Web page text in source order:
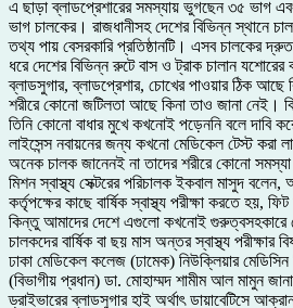
এ ছাড়া ব্লাডপ্রেশারের সমস্যায় ভুগছেন ৩৫ ভাগ
ভাগ চালকের। রাজধানীসহ দেশের বিভিন্ন স্থানে
তথ্য পায় বেসরকারি প্রতিষ্ঠানটি। এসব চালকের
ধরে দেশের বিভিন্ন রুটে বাস ও ট্রাক চালান যশোরের
ব্লাডসুগার, ব্লাডপ্রেশার, চোখের পাওয়ার ঠিক আছে
শরীরে কোনো জটিলতা আছে কিনা তাও জানা নেই।
তিনি কোনো বাধার মুখে কখনোই পড়েননি বলে দাবি
লাইসেন্স নবায়নের জন্য কখনো মেডিকেল টেস্ট করা
অনেক চালক জানেনই না তাদের শরীরে কোনো
মিশন স্বাস্থ্য সেক্টরের পরিচালক ইকবাল মাসুদ
কর্তৃপক্ষের কাছে বার্ষিক স্বাস্থ্য পরীক্ষা করতে হয়,
কিন্তু আমাদের দেশে এগুলো কখনোই গুরুত্বসহকারে
চালকদের বার্ষিক বা ছয় মাস অন্তর স্বাস্থ্য
ঢাকা মেডিকেল কলেজ (ঢামেক) নিউক্লিয়ার
(বিভাগীয় প্রধান) ডা. মোহাম্মদ শামীম আল মামুন
ড্রাইভারের ব্লাডসুগার হাই অর্থাৎ ডায়াবেটিসে